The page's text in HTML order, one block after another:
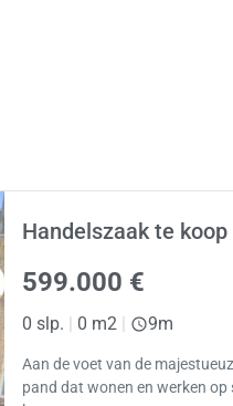
Handelszaak te
599.000 €
0 slp. | 0 m2 | 9m
Aan de voet van de
pand dat wonen en werken